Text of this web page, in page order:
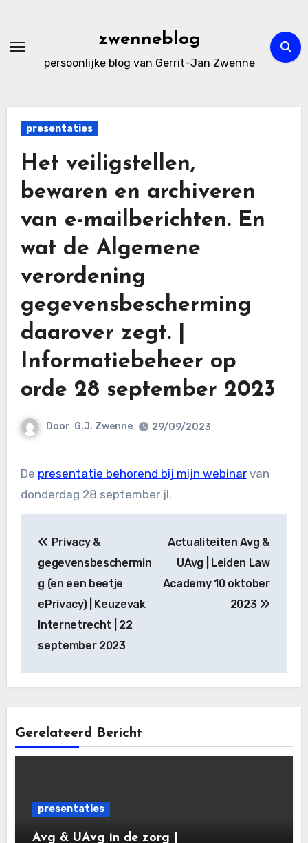
de
zwenneblog
persoonlijke blog van Gerrit-Jan Zwenne
presentaties
Het veiligstellen,
bewaren en archiveren
van e-mailberichten. En
wat de Algemene
verordening
gegevensbescherming
daarover zegt. |
Informatiebeheer op
orde 28 september 2023
Door G.J. Zwenne 29/09/2023
De presentatie behorend bij mijn webinarvan
donderdag 28 september jl.
navigatie
Privacy &
gegevensbeschermin
g (en een beetje
ePrivacy) | Keuzevak
Internetrecht | 22
september 2023
Actualiteiten Avg &
UAvg | Leiden Law
Academy 10 oktober
2023
Gerelateerd Bericht
presentaties
Avg & UAvg in de zorg |